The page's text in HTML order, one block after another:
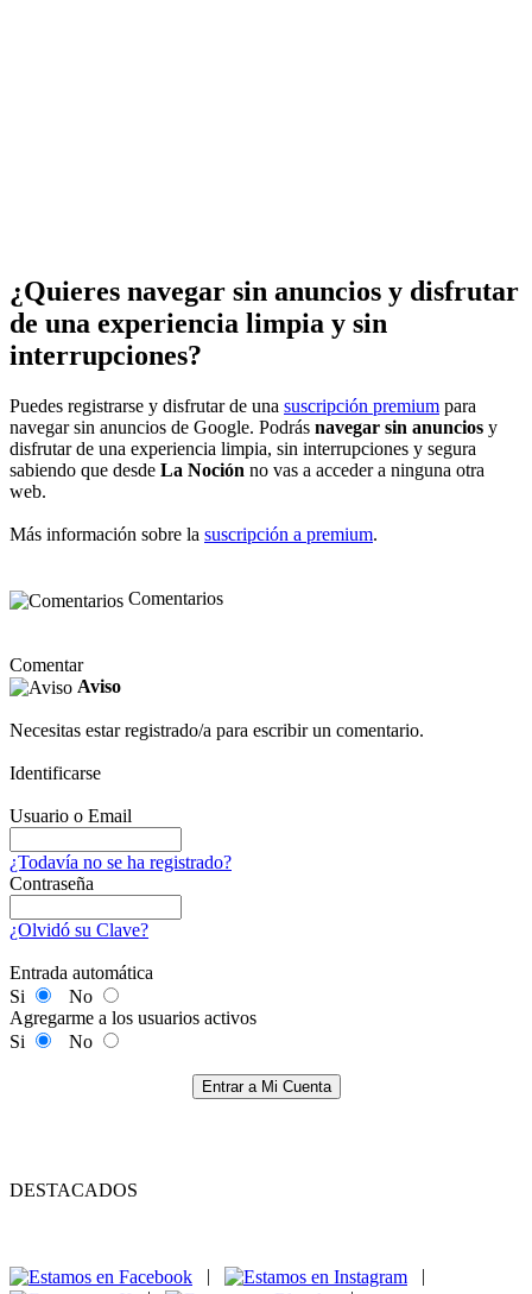
¿Quieres navegar sin anuncios y disfrutar
de una experiencia limpia y sin
interrupciones?
Puedes registrarse y disfrutar de una suscripción premium para
navegar sin anuncios de Google. Podrás navegar sin anuncios y
disfrutar de una experiencia limpia, sin interrupciones y segura
sabiendo que desde La Noción no vas a acceder a ninguna otra
web.
Más información sobre la suscripción a premium.
Comentarios
Comentar
Aviso
Necesitas estar registrado/a para escribir un comentario.
Identificarse
Usuario o Email
¿Todavía no se ha registrado?
Contraseña
¿Olvidó su Clave?
Entrada automática
Si
No
Agregarme a los usuarios activos
Si
No
Entrar a Mi Cuenta
DESTACADOS
|
|